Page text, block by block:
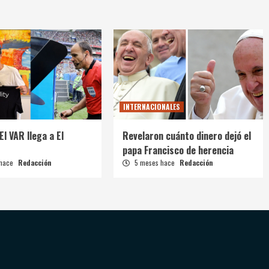
VAR llega a El
Redacción
INTERNACIONALES
Revelaron cuánto dinero dejó el
papa Francisco de herencia
5 meses hace Redacción